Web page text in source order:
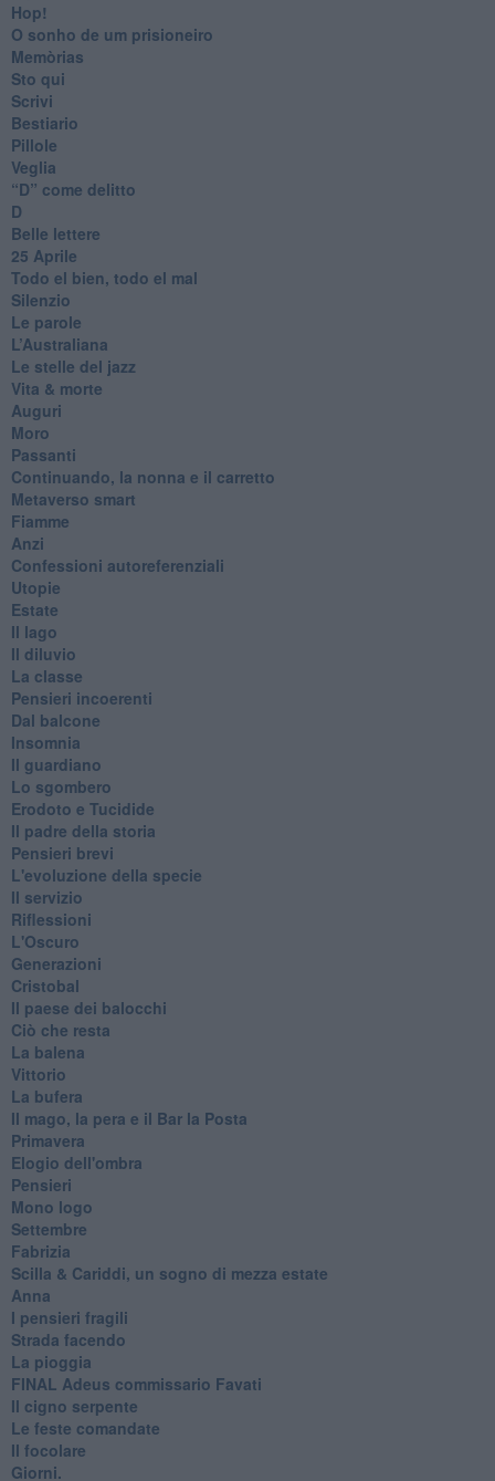
Hop!
O sonho de um prisioneiro
Memòrias
Sto qui
Scrivi
Bestiario
Pillole
Veglia
​“D” come delitto
D
Belle lettere
25 Aprile
Todo el bien, todo el mal
Silenzio
Le parole
​L’Australiana
Le stelle del jazz
Vita & morte
Auguri
Moro
Passanti
Continuando, la nonna e il carretto
Metaverso smart
Fiamme
Anzi
Confessioni autoreferenziali
Utopie
Estate
Il lago
Il diluvio
La classe
Pensieri incoerenti
Dal balcone
Insomnia
Il guardiano
Lo sgombero
Erodoto e Tucidide
Il padre della storia
Pensieri brevi
L'evoluzione della specie
Il servizio
Riflessioni
L'Oscuro
Generazioni
Cristobal
Il paese dei balocchi
Ciò che resta
La balena
Vittorio
La bufera
Il mago, la pera e il Bar la Posta
Primavera
Elogio dell'ombra
Pensieri
Mono logo
Settembre
Fabrizia
​Scilla & Cariddi, un sogno di mezza estate
Anna
I pensieri fragili
Strada facendo
La pioggia
FINAL Adeus commissario Favati
Il cigno serpente
Le feste comandate
Il focolare
Giorni.